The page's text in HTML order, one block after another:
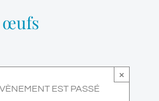
œufs
×
EST PASSÉ